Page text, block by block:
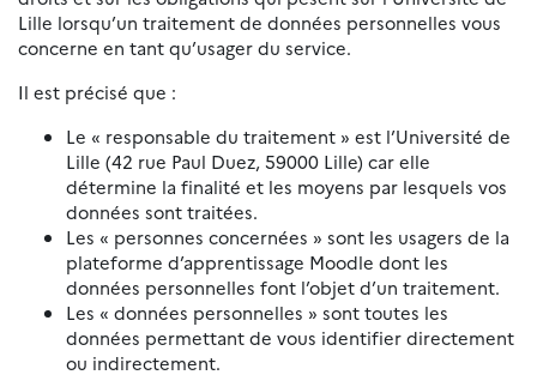
Lille lorsqu’un traitement de données personnelles vous
concerne en tant qu’usager du service.
Il est précisé que :
Le « responsable du traitement » est l’Université de
Lille (42 rue Paul Duez, 59000 Lille) car elle
détermine la finalité et les moyens par lesquels vos
données sont traitées.
Les « personnes concernées » sont les usagers de la
plateforme d’apprentissage Moodle dont les
données personnelles font l’objet d’un traitement.
Les « données personnelles » sont toutes les
données permettant de vous identifier directement
ou indirectement.